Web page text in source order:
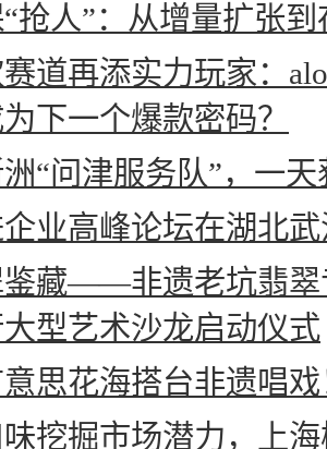
抢人”：从增量扩张
道再添实力玩家：
下一个爆款密码？
“问津服务队”，一
业高峰论坛在湖北
鉴藏——非遗老坑翡
型艺术沙龙启动仪式
思花海搭台非遗唱
挖掘市场潜力，上